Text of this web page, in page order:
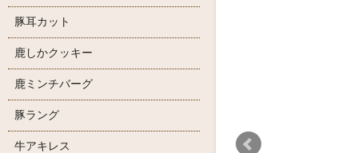
豚耳カット
鹿しかクッキー
鹿ミンチバーグ
豚ラング
牛アキレス